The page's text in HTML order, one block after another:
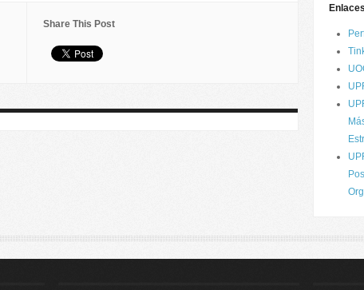
Share This Post